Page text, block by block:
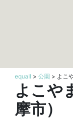
equall > 公園 > よこ
よこや
摩市）